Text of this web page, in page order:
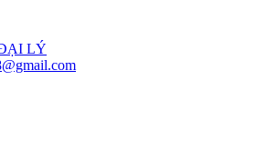
LÝ